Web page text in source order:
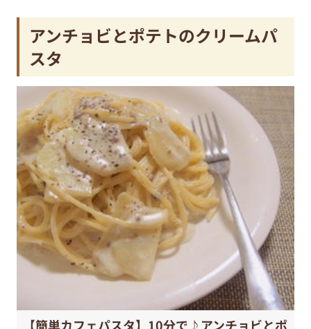
アンチョビとポテトのクリームパ
スタ
【簡単カフェパスタ】10分で♪アンチョビとポ